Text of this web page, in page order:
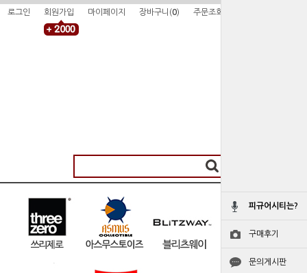
피규어시티는?
구매후기
문의게시판
로그인 회원가입 마이페이지 장바구니(0) 주문조회